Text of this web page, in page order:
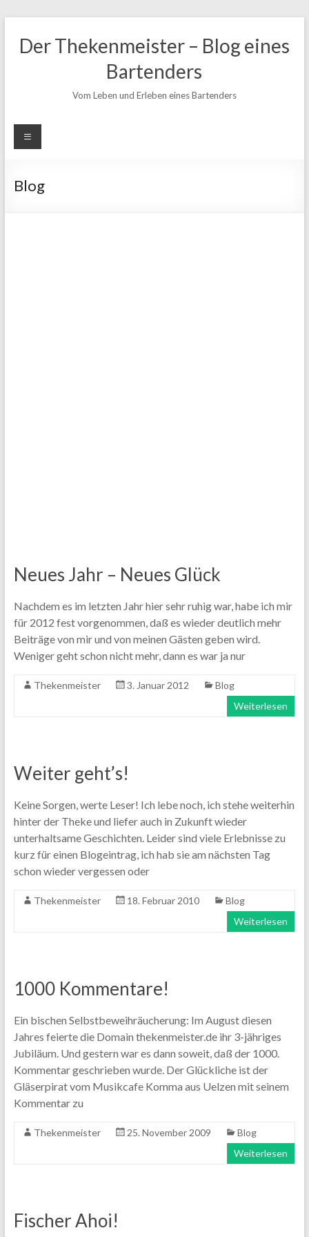
Inhalt
springen
Der Thekenmeister – Blog eines
Bartenders
Vom Leben und Erleben eines Bartenders
Blog
Neues Jahr – Neues Glück
Nachdem es im letzten Jahr hier sehr ruhig war, habe ich mir
für 2012 fest vorgenommen, daß es wieder deutlich mehr
Beiträge von mir und von meinen Gästen geben wird.
Weniger geht schon nicht mehr, dann es war ja nur
Thekenmeister 3. Januar 2012
Blog
Weiterlesen
Weiter geht’s!
Keine Sorgen, werte Leser! Ich lebe noch, ich stehe weiterhin
hinter der Theke und liefer auch in Zukunft wieder
unterhaltsame Geschichten. Leider sind viele Erlebnisse zu
kurz für einen Blogeintrag, ich hab sie am nächsten Tag
schon wieder vergessen oder
Thekenmeister 18. Februar 2010
Blog
Weiterlesen
1000 Kommentare!
Ein bischen Selbstbeweihräucherung: Im August diesen
Jahres feierte die Domain thekenmeister.de ihr 3-jähriges
Jubiläum. Und gestern war es dann soweit, daß der 1000.
Kommentar geschrieben wurde. Der Glückliche ist der
Gläserpirat vom Musikcafe Komma aus Uelzen mit seinem
Kommentar zu
Thekenmeister 25. November 2009
Blog
Weiterlesen
Fischer Ahoi!